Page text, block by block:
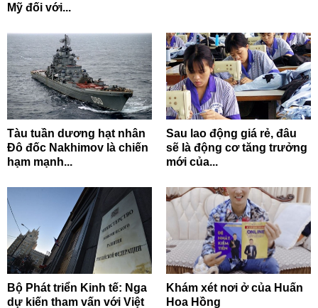
Mỹ đối với...
Tàu tuần dương hạt nhân
Đô đốc Nakhimov là chiến
hạm mạnh...
Sau lao động giá rẻ, đâu
sẽ là động cơ tăng trưởng
mới của...
Bộ Phát triển Kinh tế: Nga
dự kiến tham vấn với Việt
Khám xét nơi ở của Huấn
Hoa Hồng